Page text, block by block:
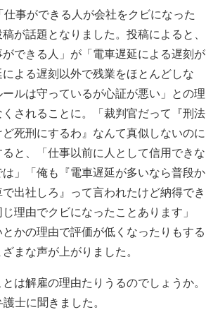
事ができる人が会社をクビになった
が話題となりました。投稿によると、
できる人」が「電車遅延による遅刻が
よる遅刻以外で残業をほとんどしな
ルは守っているが心証が悪い」との理
されることに。「裁判官だって『刑法
ど死刑にするわ』なんて真似しないのに
と、「仕事以前に人として信用できな
」「俺も『電車遅延が多いなら普段か
出社しろ』って言われたけど納得でき
理由でクビになったことあります」
とかの理由で評価が低くなったりもする
まな声が上がりました。
とは解雇の理由たりうるのでしょうか。
士に聞きました。